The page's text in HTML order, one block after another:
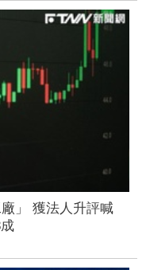
」 獲法人升評喊